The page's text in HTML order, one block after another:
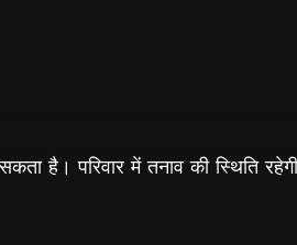
है। परिवार में तनाव की स्थिति